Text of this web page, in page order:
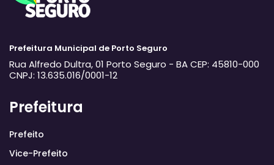
Prefeitura Municipal de Porto Seguro
Rua Alfredo Dultra, 01 Porto Seguro - BACEP: 45810-000
CNPJ: 13.635.016/0001-12
Prefeitura
Prefeito
Vice-Prefeito